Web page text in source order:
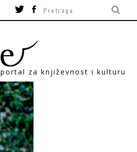
portal za književnost i kulturu